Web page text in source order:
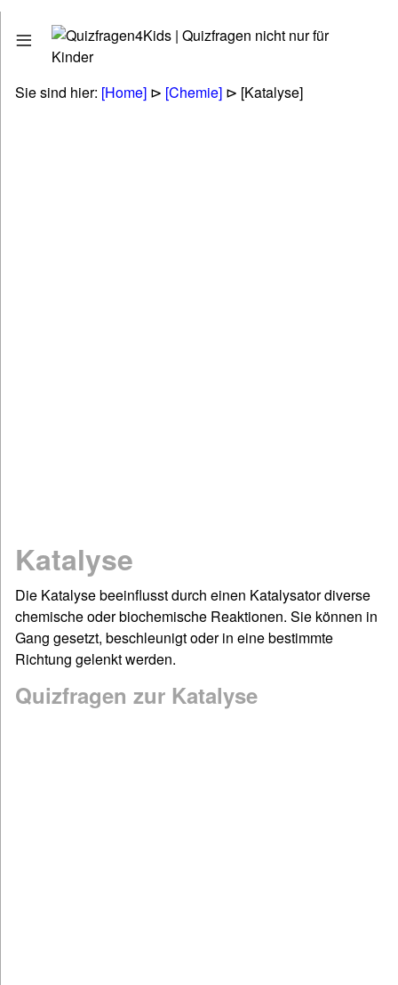
Quizfragen
Stadt - Land - Fluss
Tiere - Pflanzen - Natur
Geschichte
Deutsch: Grammatik & Co
Figuren- & Bilderrätsel
Informationen
Impressum / Kontakt
Links und Rechts
Sie sind hier: [Home] ⊳ [Chemie] ⊳ [Katalyse]
Katalyse
Die Katalyse beeinflusst durch einen Katalysator diverse
chemische oder biochemische Reaktionen. Sie können in
Gang gesetzt, beschleunigt oder in eine bestimmte
Richtung gelenkt werden.
Quizfragen zur Katalyse